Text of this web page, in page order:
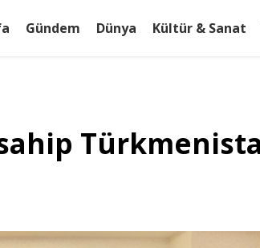
Gündem Dünya Kültür & Sanat